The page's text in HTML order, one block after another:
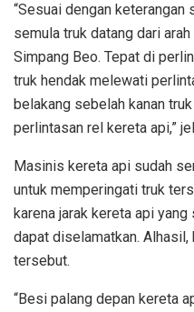
“Sesuai dengan
semula truk datang dari
Simpang Beo. Tepat di
truk hendak melewati
belakang sebelah kanan
perlintasan rel kereta api,”
Masinis kereta api sudah
untuk memperingati truk
karena jarak kereta api
dapat diselamatkan.
tersebut.
“Besi palang depan kereta